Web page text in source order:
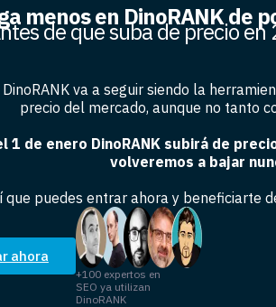
menos en DinoRANK de
de que suba de precio en
va a seguir siendo la
precio del mercado, aunque no tanto
1 de enero DinoRANK subirá de
volveremos a bajar
que puedes entrar ahora y beneficiarte
ahora
+100 expertos en
SEO ya utilizan
DinoRANK